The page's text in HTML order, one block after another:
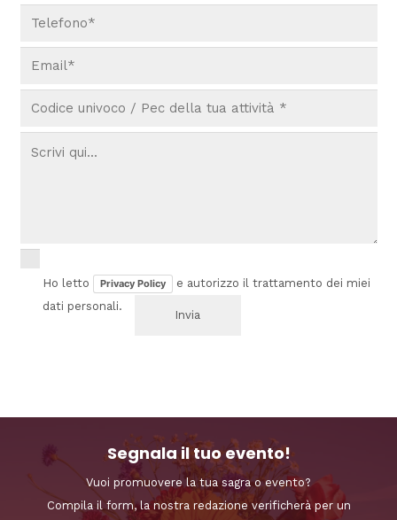
Ho letto Privacy Policy
e autorizzo il trattamento dei miei
dati personali.
Segnala il tuo evento!
Vuoi promuovere la tua sagra o evento?
Compila il form, la nostra redazione verificherà per un